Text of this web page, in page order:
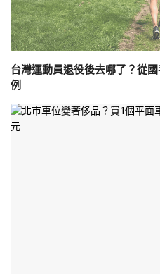
台灣運動員退役後去哪了？從
例